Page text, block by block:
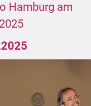
Hamburg am